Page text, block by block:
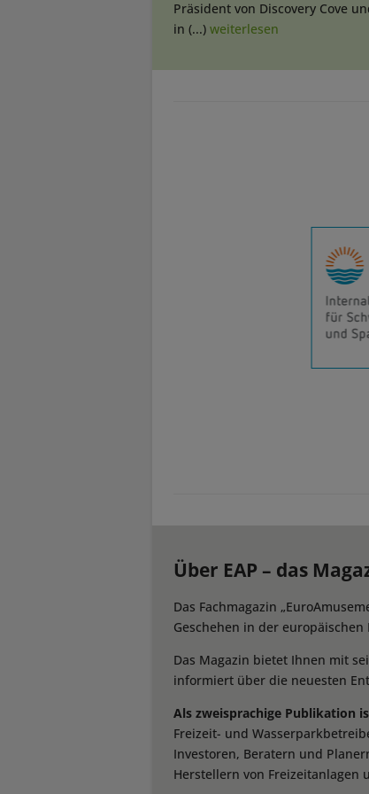
Präsident von Discovery Cove
in (...) weiterlesen
Über EAP – das
Das Fachmagazin
Geschehen in der
Das Magazin bietet Ihnen mit
informiert über die neuesten
Als zweisprachige Publikation
Freizeit- und
Investoren, Beratern und
Herstellern von Freizeitanlagen